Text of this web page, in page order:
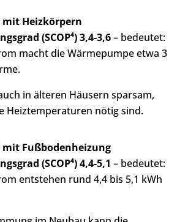
mit Heizkörpern
(SCOP⁴) 3,4-3,6– bedeutet:
macht die Wärmepumpe etwa 3
in älteren Häusern sparsam,
Heiztemperaturen nötig sind.
mit Fußbodenheizung
(SCOP⁴) 4,4-5,1 – bedeutet:
entstehen rund 4,4 bis 5,1 kWh